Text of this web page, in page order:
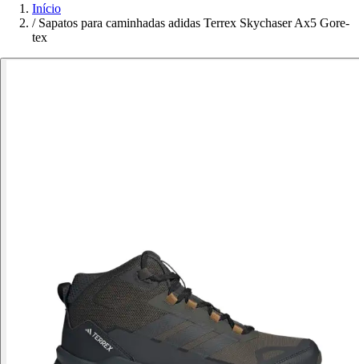
Início
/ Sapatos para caminhadas adidas Terrex Skychaser Ax5 Gore-
tex